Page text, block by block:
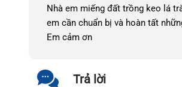
Nhà em miếng đất trồng keo lá
em cần chuẩn bị và hoàn tất
Em cảm ơn
Trả lời